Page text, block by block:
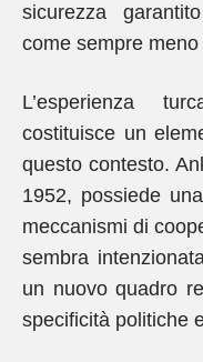
sicurezza
come sempre
L’esperienza
costituisce un
questo contesto.
1952, possiede
meccanismi di
sembra
un nuovo quadro
specificità politiche